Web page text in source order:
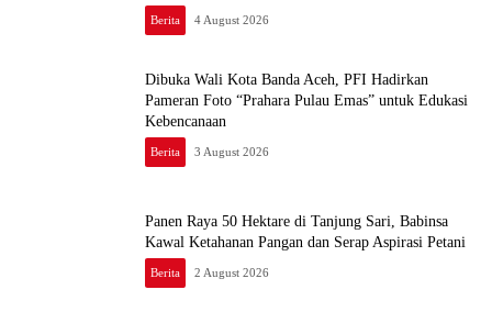
Berita 4 August 2026
Dibuka Wali Kota Banda Aceh, PFI Hadirkan
Pameran Foto “Prahara Pulau Emas” untuk Edukasi
Kebencanaan
Berita 3 August 2026
Panen Raya 50 Hektare di Tanjung Sari, Babinsa
Kawal Ketahanan Pangan dan Serap Aspirasi Petani
Berita 2 August 2026